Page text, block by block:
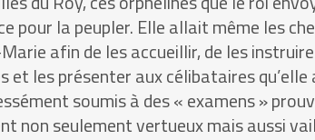
pour la peupler. Elle allait même les
afin de les accueillir, de les
et les présenter aux célibataires
soumis à des « examens »
non seulement vertueux mais aussi